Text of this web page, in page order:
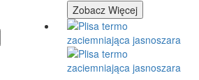
Zobacz Więcej